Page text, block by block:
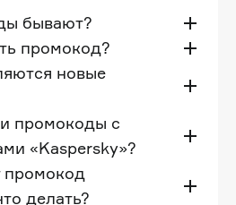
бывают?
промокод?
новые
промокоды с
«Kaspersky»?
промокод
делать?